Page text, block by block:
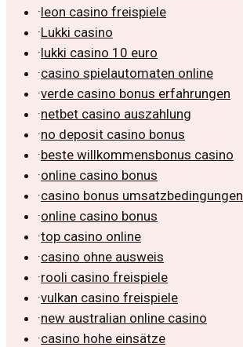
·leon casino freispiele
·Lukki casino
·lukki casino 10 euro
·casino spielautomaten online
·verde casino bonus erfahrungen
·netbet casino auszahlung
·no deposit casino bonus
·beste willkommensbonus casino
·online casino bonus
·casino bonus umsatzbedingungen
·online casino bonus
·top casino online
·casino ohne ausweis
·rooli casino freispiele
·vulkan casino freispiele
·new australian online casino
·casino hohe einsätze